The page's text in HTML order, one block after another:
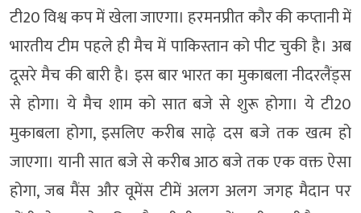
टी20 विश्व कप में खेला जाएगा। हरमनप्रीत कौर की कप्तानी में
भारतीय टीम पहले ही मैच में पाकिस्तान को पीट चुकी है। अब
दूसरे मैच की बारी है। इस बार भारत का मुकाबला नीदरलैंड्स
से होगा। ये मैच शाम को सात बजे से शुरू होगा। ये टी20
मुकाबला होगा, इसलिए करीब साढ़े दस बजे तक खत्म हो
जाएगा। यानी सात बजे से करीब आठ बजे तक एक वक्त ऐसा
होगा, जब मैंस और वूमेंस टीमें अलग अलग जगह मैदान पर